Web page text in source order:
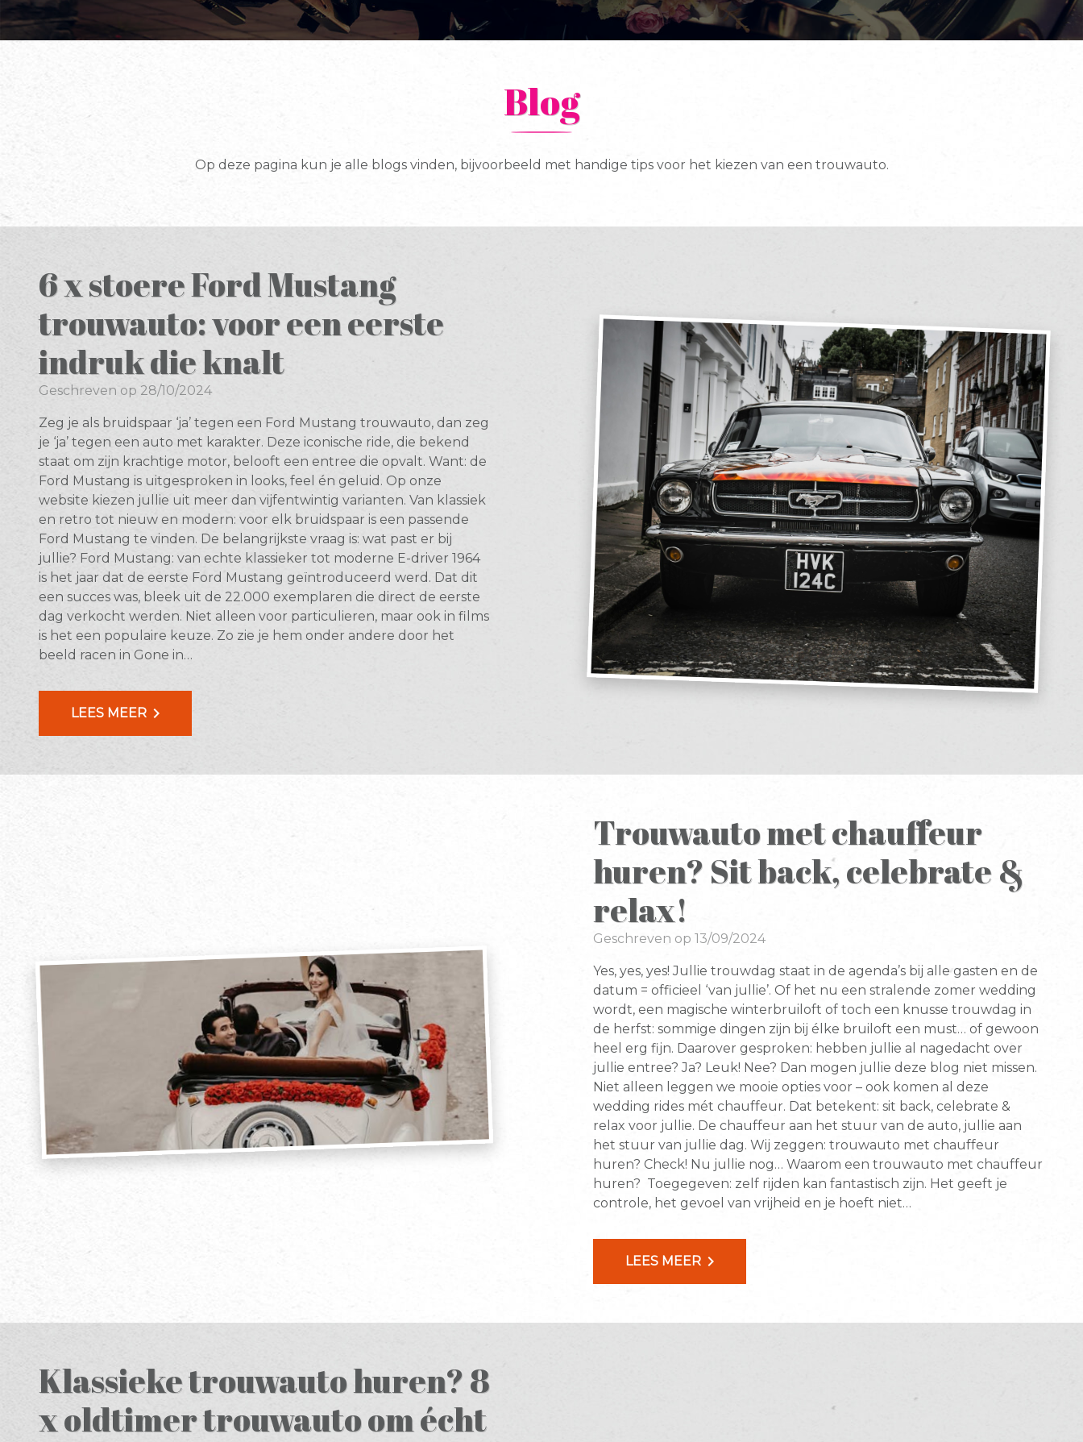
Blog
Op deze pagina kun je alle blogs vinden, bijvoorbeeld met handige tips voor het kiezen van een trouwauto.
6 x stoere Ford Mustang
trouwauto: voor een eerste
indruk die knalt
Geschreven op 28/10/2024
Zeg je als bruidspaar ‘ja’ tegen een Ford Mustang trouwauto, dan zeg
je ‘ja’ tegen een auto met karakter. Deze iconische ride, die bekend
staat om zijn krachtige motor, belooft een entree die opvalt. Want: de
Ford Mustang is uitgesproken in looks, feel én geluid. Op onze
website kiezen jullie uit meer dan vijfentwintig varianten. Van klassiek
en retro tot nieuw en modern: voor elk bruidspaar is een passende
Ford Mustang te vinden. De belangrijkste vraag is: wat past er bij
jullie? Ford Mustang: van echte klassieker tot moderne E-driver 1964
is het jaar dat de eerste Ford Mustang geïntroduceerd werd. Dat dit
een succes was, bleek uit de 22.000 exemplaren die direct de eerste
dag verkocht werden. Niet alleen voor particulieren, maar ook in films
is het een populaire keuze. Zo zie je hem onder andere door het
beeld racen in Gone in…
LEES MEER chevron_right
Trouwauto met chauffeur
huren? Sit back, celebrate &
relax!
Geschreven op 13/09/2024
Yes, yes, yes! Jullie trouwdag staat in de agenda’s bij alle gasten en de
datum = officieel ‘van jullie’. Of het nu een stralende zomer wedding
wordt, een magische winterbruiloft of toch een knusse trouwdag in
de herfst: sommige dingen zijn bij élke bruiloft een must… of gewoon
heel erg fijn. Daarover gesproken: hebben jullie al nagedacht over
jullie entree? Ja? Leuk! Nee? Dan mogen jullie deze blog niet missen.
Niet alleen leggen we mooie opties voor – ook komen al deze
wedding rides mét chauffeur. Dat betekent: sit back, celebrate &
relax voor jullie. De chauffeur aan het stuur van de auto, jullie aan
het stuur van jullie dag. Wij zeggen: trouwauto met chauffeur
huren? Check! Nu jullie nog… Waarom een trouwauto met chauffeur
huren? Toegegeven: zelf rijden kan fantastisch zijn. Het geeft je
controle, het gevoel van vrijheid en je hoeft niet…
LEES MEER chevron_right
Klassieke trouwauto huren? 8
x oldtimer trouwauto om écht